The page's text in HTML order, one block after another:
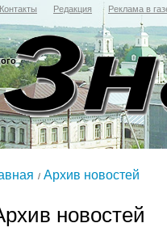
Контакты Редакция Реклама в
Архив новостей
новостей